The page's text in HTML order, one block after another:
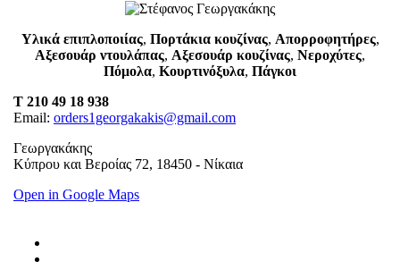
Υλικά επιπλοποιίας, Πορτάκια κουζίνας, Απορροφητήρες,
Αξεσουάρ ντουλάπας, Αξεσουάρ κουζίνας, Νεροχύτες,
Πόμολα, Κουρτινόξυλα, Πάγκοι
T 210 49 18 938
Email: orders1georgakakis@gmail.com
Γεωργακάκης
Κύπρου και Βεροίας 72, 18450 - Νίκαια
Open in Google Maps